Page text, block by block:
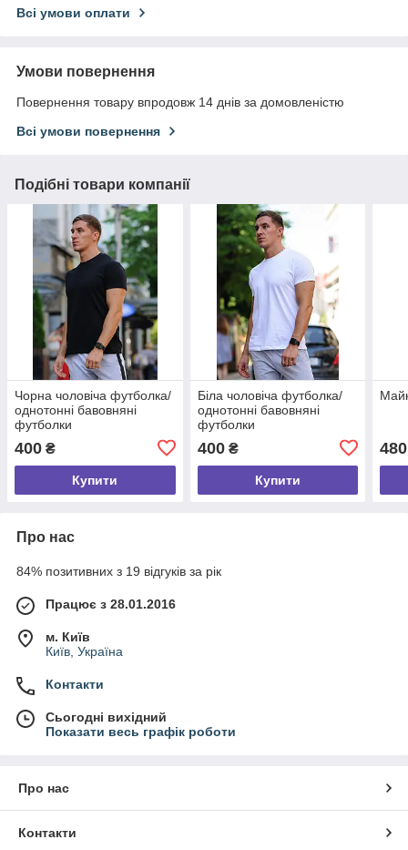
Всі умови оплати
Умови повернення
Повернення товару впродовж 14 днів за домовленістю
Всі умови повернення
Подібні товари компанії
Чорна чоловіча футболка/
однотонні бавовняні
футболки
400 ₴
Купити
Біла чоловіча футболка/
однотонні бавовняні
футболки
400₴
Купити
480
Про нас
84% позитивних з 19 відгуків за рік
Працює з 28.01.2016
м. Київ
Київ, Україна
Контакти
Сьогодні вихідний
Показати весь графік роботи
Про нас
Контакти